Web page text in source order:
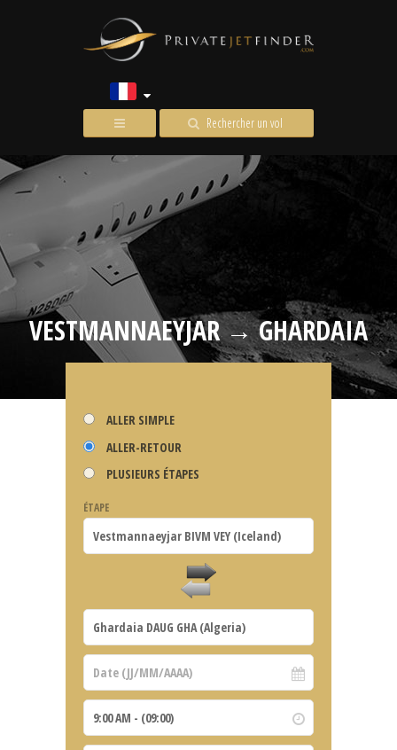
Rechercher un vol
VESTMANNAEYJAR → GHARDAIA
ALLER SIMPLE
ALLER-RETOUR
PLUSIEURS ÉTAPES
ÉTAPE